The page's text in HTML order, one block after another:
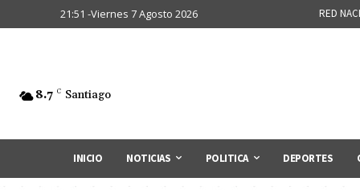
21:51 -Viernes 7 Agosto 2026 RED
8.7 C Santiago
INICIO NOTICIAS POLITICA DEPORTES